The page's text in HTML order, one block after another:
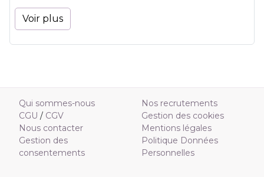
Voir plus
Qui sommes-nous
CGU / CGV
Nous contacter
Gestion des
consentements
Nos recrutements
Gestion des cookies
Mentions légales
Politique Données
Personnelles